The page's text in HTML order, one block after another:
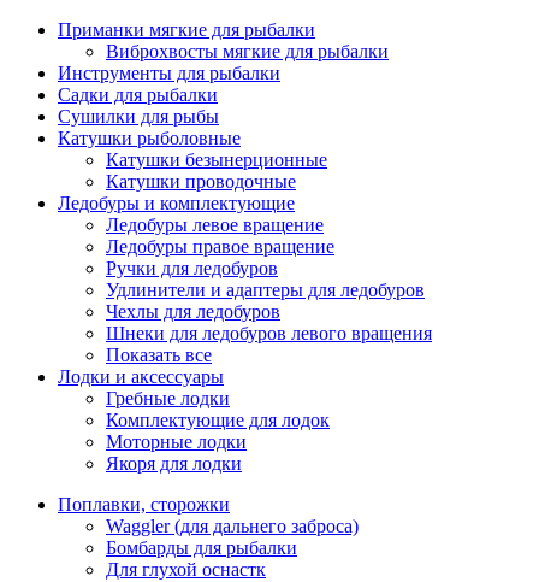
Приманки мягкие для рыбалки
Виброхвосты мягкие для рыбалки
Инструменты для рыбалки
Садки для рыбалки
Сушилки для рыбы
Катушки рыболовные
Катушки безынерционные
Катушки проводочные
Ледобуры и комплектующие
Ледобуры левое вращение
Ледобуры правое вращение
Ручки для ледобуров
Удлинители и адаптеры для ледобуров
Чехлы для ледобуров
Шнеки для ледобуров левого вращения
Показать все
Лодки и аксессуары
Гребные лодки
Комплектующие для лодок
Моторные лодки
Якоря для лодки
Поплавки, сторожки
Waggler (для дальнего заброса)
Бомбарды для рыбалки
Для глухой оснастк